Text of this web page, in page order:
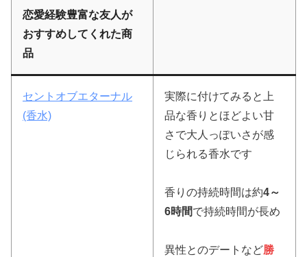
恋愛経験豊富な友人が
おすすめしてくれた商
品
セントオブエターナル
(香水)
実際に付けてみると上
品な香りとほどよい甘
さで大人っぽいさが感
じられる香水です
香りの持続時間は約4～
6時間で持続時間が長め
異性とのデートなど勝